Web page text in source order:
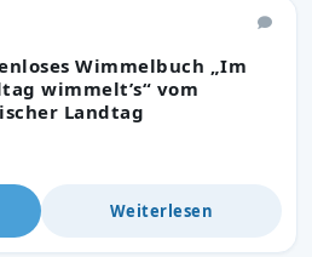
Wimmelbuch „Im
wimmelt’s“ vom
Landtag
Weiterlesen